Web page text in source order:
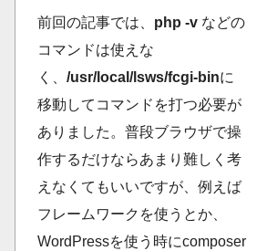
前回の記事では、 php -v などの
コマンドは使えな
く、 /usr/local/lsws/fcgi-binに
移動してコマンドを打つ必要が
ありました。普段ブラウザで操
作するだけならあまり難しく考
えなくてもいいですが、例えば
フレームワークを使うとか、
WordPressを使う時にcomposer